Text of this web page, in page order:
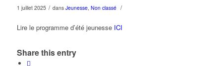
1 juillet 2025 / dans Jeunesse, Non classé /
Lire le programme d’été jeunesse ICI
Share this entry